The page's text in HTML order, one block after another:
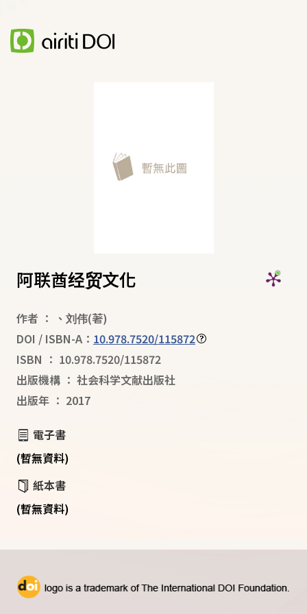
阿联酋经贸文化
作者 ： 、 刘伟(著)
DOI / ISBN-A： 10.978.7520/115872
ISBN ： 10.978.7520/115872
出版機構 ： 社会科学文献出版社
出版年 ： 2017
電子書
(暫無資料)
紙本書
(暫無資料)